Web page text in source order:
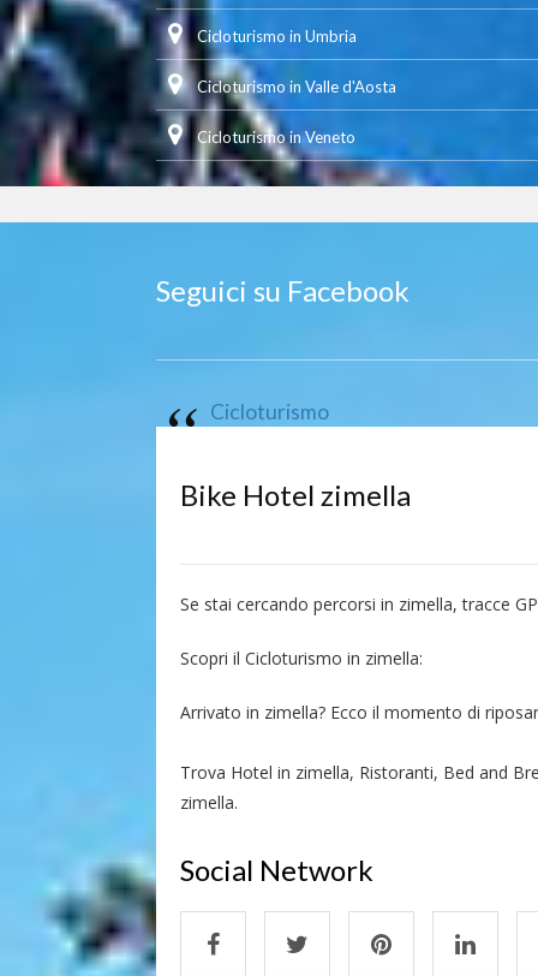
Cicloturismo in Umbria
Cicloturismo in Valle d'Aosta
Cicloturismo in Veneto
Seguici su Facebook
Cicloturismo
Bike Hotel zimella
Se stai cercando percorsi in zimella, tracce
Scopri il Cicloturismo in zimella:
Arrivato in zimella? Ecco il momento di
Trova Hotel in zimella, Ristoranti, Bed and
zimella.
Social Network